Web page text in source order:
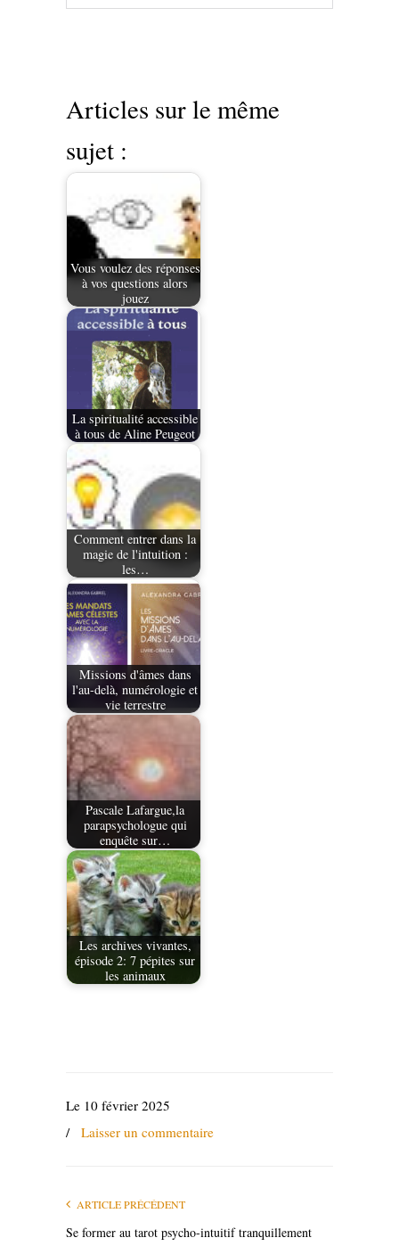
Articles sur le même
sujet :
Vous voulez des réponses
à vos questions alors
jouez
La spiritualité accessible
à tous de Aline Peugeot
Comment entrer dans la
magie de l'intuition :
les…
Missions d'âmes dans
l'au-delà, numérologie et
vie terrestre
Pascale Lafargue,la
parapsychologue qui
enquête sur…
Les archives vivantes,
épisode 2: 7 pépites sur
les animaux
Le 10 février 2025
/ Laisser un commentaire
ARTICLE PRÉCÉDENT
Se former au tarot psycho-intuitif tranquillement